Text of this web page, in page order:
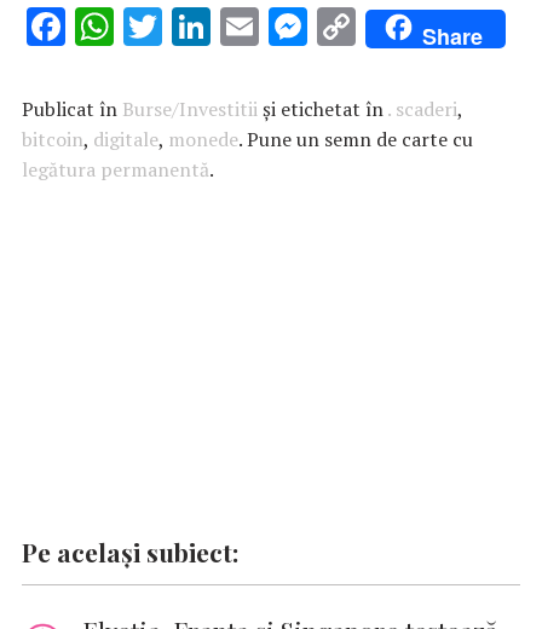
F
e
b
o
W
at
s
A
T
it
te
r
Li
k
e
dI
E
ai
l
M
se
n
C
o
p
y
Share
Publicat în Burse/Investitiiși etichetat în. scaderi,
bitcoin, digitale, monede. Pune un semn de carte cu
legătura permanentă.
Pe același subiect: